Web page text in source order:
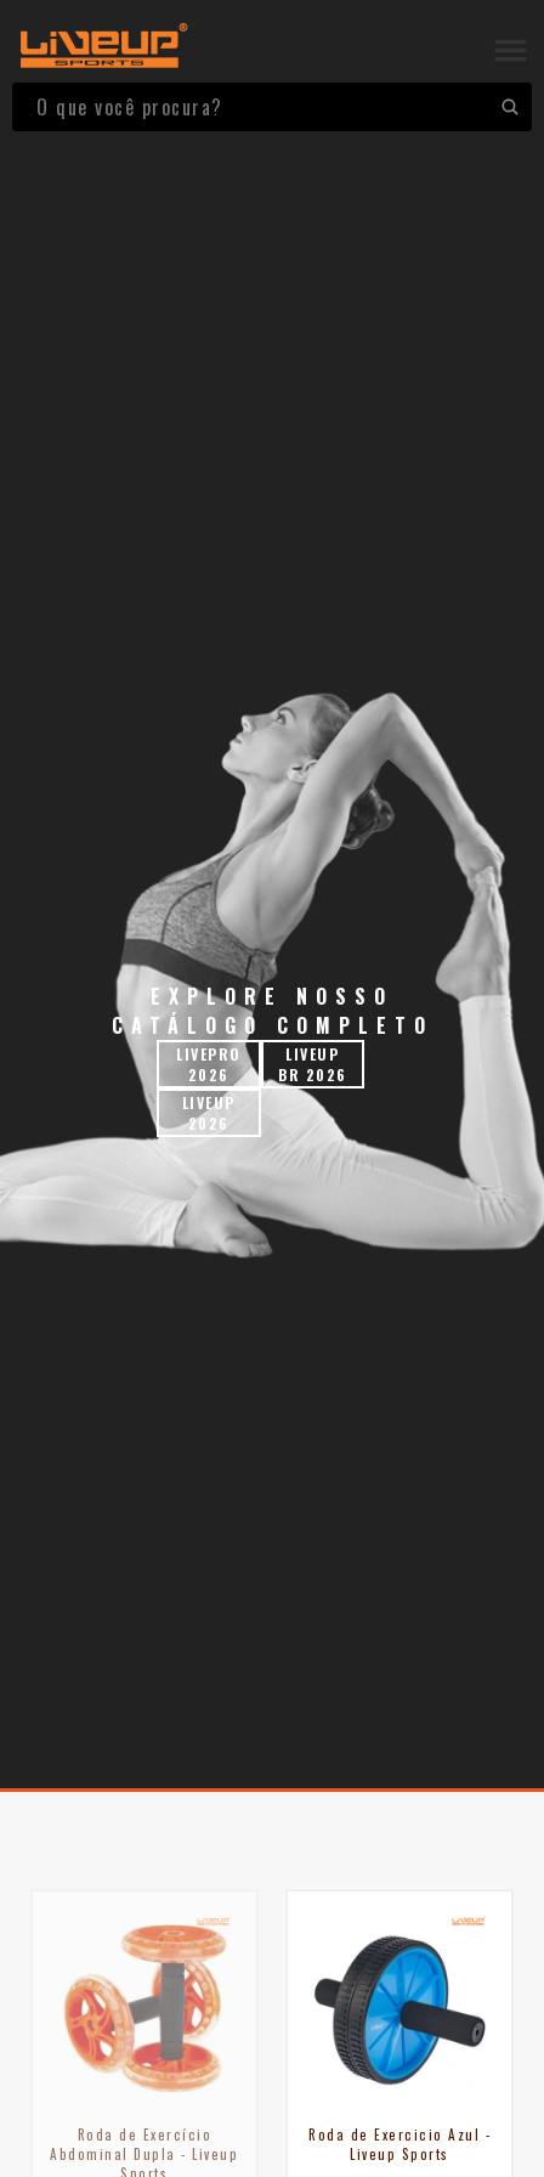
EXPLORE NOSSO
CATÁLOGO COMPLETO
LIVEPRO
2026
LIVEUP
BR 2026
LIVEUP
2026
Roda de Exercício
Abdominal Dupla - Liveup
Sports
Roda de Exercicio Azul -
Liveup Sports